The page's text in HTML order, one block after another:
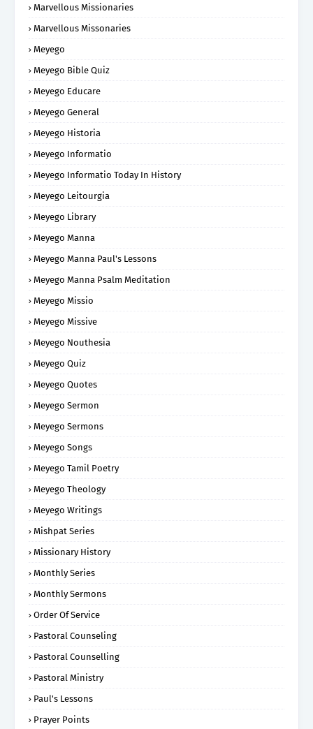
Marvellous Missionaries
Marvellous Missonaries
Meyego
Meyego Bible Quiz
Meyego Educare
Meyego General
Meyego Historia
Meyego Informatio
Meyego Informatio Today In History
Meyego Leitourgia
Meyego Library
Meyego Manna
Meyego Manna Paul's Lessons
Meyego Manna Psalm Meditation
Meyego Missio
Meyego Missive
Meyego Nouthesia
Meyego Quiz
Meyego Quotes
Meyego Sermon
Meyego Sermons
Meyego Songs
Meyego Tamil Poetry
Meyego Theology
Meyego Writings
Mishpat Series
Missionary History
Monthly Series
Monthly Sermons
Order Of Service
Pastoral Counseling
Pastoral Counselling
Pastoral Ministry
Paul's Lessons
Prayer Points